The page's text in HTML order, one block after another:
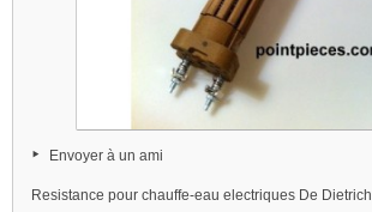
Envoyer à un ami
Resistance pour chauffe-eau electriques De Dietrich